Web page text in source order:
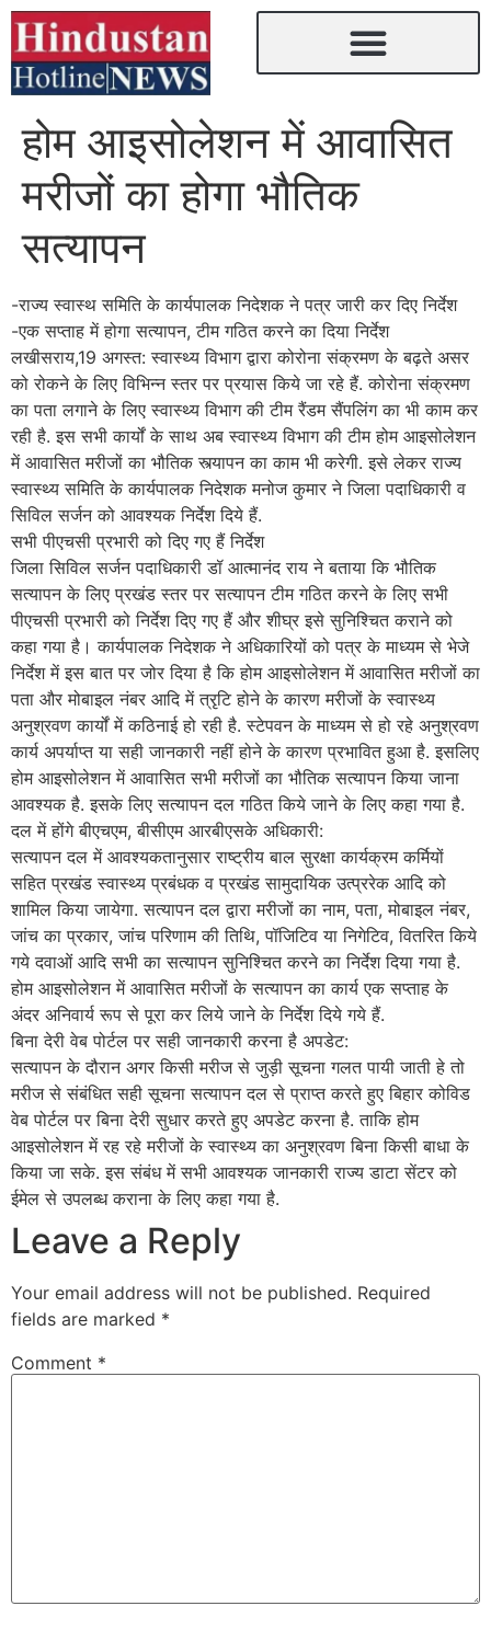
होम आइसोलेशन में आवासित
मरीजों का होगा भौतिक
सत्यापन
-राज्य स्वास्थ समिति के कार्यपालक निदेशक ने पत्र जारी कर दिए निर्देश
-एक सप्ताह में होगा सत्यापन, टीम गठित करने का दिया निर्देश
लखीसराय,19 अगस्त: स्वास्थ्य विभाग द्वारा कोरोना संक्रमण के बढ़ते असर
को रोकने के लिए विभिन्न स्तर पर प्रयास किये जा रहे हैं. कोरोना संक्रमण
का पता लगाने के लिए स्वास्थ्य विभाग की टीम रैंडम सैंपलिंग का भी काम कर
रही है. इस सभी कार्यों के साथ अब स्वास्थ्य विभाग की टीम होम आइसोलेशन
में आवासित मरीजों का भौतिक स्त्यापन का काम भी करेगी. इसे लेकर राज्य
स्वास्थ्य समिति के कार्यपालक निदेशक मनोज कुमार ने जिला पदाधिकारी व
सिविल सर्जन को आवश्यक निर्देश दिये हैं.
सभी पीएचसी प्रभारी को दिए गए हैं निर्देश
जिला सिविल सर्जन पदाधिकारी डॉ आत्मानंद राय ने बताया कि भौतिक
सत्यापन के लिए प्रखंड स्तर पर सत्यापन टीम गठित करने के लिए सभी
पीएचसी प्रभारी को निर्देश दिए गए हैं और शीघ्र इसे सुनिश्चित कराने को
कहा गया है। कार्यपालक निदेशक ने अधिकारियों को पत्र के माध्यम से भेजे
निर्देश में इस बात पर जोर दिया है कि होम आइसोलेशन में आवासित मरीजों का
पता और मोबाइल नंबर आदि में त्रृटि होने के कारण मरीजों के स्वास्थ्य
अनुश्रवण कार्यों में कठिनाई हो रही है. स्टेपवन के माध्यम से हो रहे अनुश्रवण
कार्य अपर्याप्त या सही जानकारी नहीं होने के कारण प्रभावित हुआ है. इसलिए
होम आइसोलेशन में आवासित सभी मरीजों का भौतिक सत्यापन किया जाना
आवश्यक है. इसके लिए सत्यापन दल गठित किये जाने के लिए कहा गया है.
दल में होंगे बीएचएम, बीसीएम आरबीएसके अधिकारी:
सत्यापन दल में आवश्यकतानुसार राष्ट्रीय बाल सुरक्षा कार्यक्रम कर्मियों
सहित प्रखंड स्वास्थ्य प्रबंधक व प्रखंड सामुदायिक उत्प्ररेक आदि को
शामिल किया जायेगा. सत्यापन दल द्वारा मरीजों का नाम, पता, मोबाइल नंबर,
जांच का प्रकार, जांच परिणाम की तिथि, पॉजिटिव या निगेटिव, वितरित किये
गये दवाओं आदि सभी का सत्यापन सुनिश्चित करने का निर्देश दिया गया है.
होम आइसोलेशन में आवासित मरीजों के सत्यापन का कार्य एक सप्ताह के
अंदर अनिवार्य रूप से पूरा कर लिये जाने के निर्देश दिये गये हैं.
बिना देरी वेब पोर्टल पर सही जानकारी करना है अपडेट:
सत्यापन के दौरान अगर किसी मरीज से जुड़ी सूचना गलत पायी जाती हे तो
मरीज से संबंधित सही सूचना सत्यापन दल से प्राप्त करते हुए बिहार कोविड
वेब पोर्टल पर बिना देरी सुधार करते हुए अपडेट करना है. ताकि होम
आइसोलेशन में रह रहे मरीजों के स्वास्थ्य का अनुश्रवण बिना किसी बाधा के
किया जा सके. इस संबंध में सभी आवश्यक जानकारी राज्य डाटा सेंटर को
ईमेल से उपलब्ध कराना के लिए कहा गया है.
Leave a Reply
Your email address will not be published. Required
fields are marked *
Comment *